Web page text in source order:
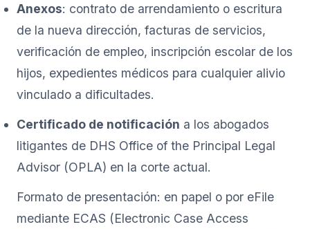
Anexos: contrato de arrendamiento o escritura
de la nueva dirección, facturas de servicios,
verificación de empleo, inscripción escolar de los
hijos, expedientes médicos para cualquier alivio
vinculado a dificultades.
Certificado de notificación a los abogados
litigantes de DHS Office of the Principal Legal
Advisor (OPLA) en la corte actual.
Formato de presentación: en papel o por eFile
mediante ECAS (Electronic Case Access